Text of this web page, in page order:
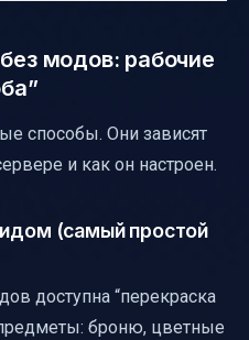
модов: рабочие
способы. Они зависят
и как он настроен.
(самый простой
доступна “перекраска
броню, цветные